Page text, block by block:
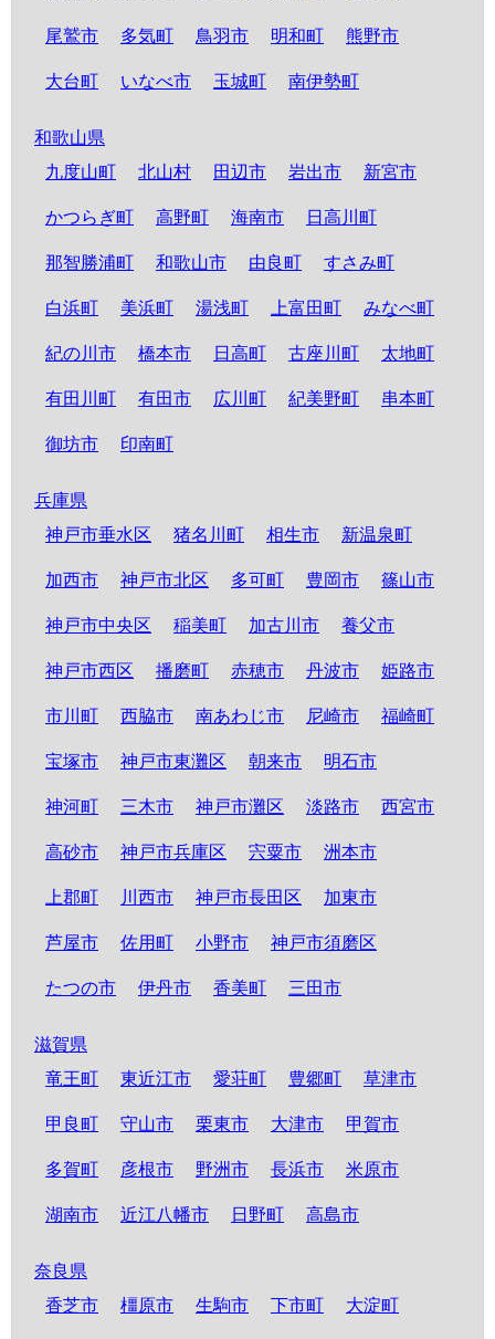
尾鷲市 多気町 鳥羽市 明和町 熊野市
大台町 いなべ市 玉城町 南伊勢町
和歌山県
九度山町
北山村 田辺市 岩出市 新宮市
かつらぎ町 高野町 海南市 日高川町
那智勝浦町 和歌山市 由良町 すさみ町
白浜町 美浜町 湯浅町 上富田町 みなべ町
紀の川市 橋本市 日高町 古座川町 太地町
有田川町 有田市 広川町 紀美野町 串本町
御坊市 印南町
兵庫県
神戸市垂水区
猪名川町 相生市 新温泉町
加西市 神戸市北区 多可町 豊岡市 篠山市
神戸市中央区 稲美町 加古川市 養父市
神戸市西区 播磨町 赤穂市 丹波市 姫路市
市川町 西脇市 南あわじ市 尼崎市 福崎町
宝塚市 神戸市東灘区 朝来市 明石市
神河町 三木市 神戸市灘区 淡路市 西宮市
高砂市 神戸市兵庫区 宍粟市 洲本市
上郡町 川西市 神戸市長田区 加東市
芦屋市 佐用町 小野市 神戸市須磨区
たつの市 伊丹市 香美町 三田市
滋賀県
竜王町
東近江市 愛荘町 豊郷町 草津市
甲良町 守山市 栗東市 大津市 甲賀市
多賀町 彦根市 野洲市 長浜市 米原市
湖南市 近江八幡市 日野町 高島市
奈良県
香芝市
橿原市 生駒市 下市町 大淀町